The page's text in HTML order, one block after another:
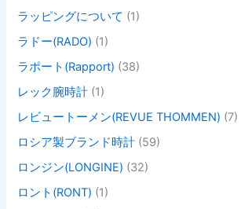
ラッピングについて (1)
ラドー(RADO) (1)
ラポート(Rapport) (38)
レック腕時計 (1)
レビュートーメン(REVUE THOMMEN) (7)
ロシア製ブランド時計 (59)
ロンジン(LONGINE) (32)
ロント(RONT) (1)